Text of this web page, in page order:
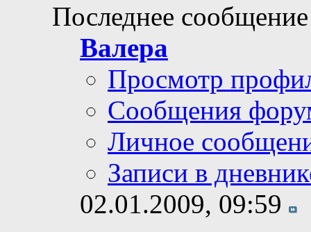
Последнее
Валера
Просмотр
Сообщения
Личное
Записи в
02.01.2009, 09:59